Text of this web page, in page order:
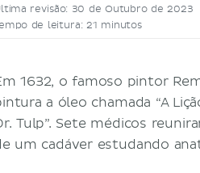
revisão: 30 de Outubro de 2023
de leitura: 21 minutos
1632, o famoso pintor
a óleo chamada “A
Tulp”. Sete médicos
um cadáver estudando